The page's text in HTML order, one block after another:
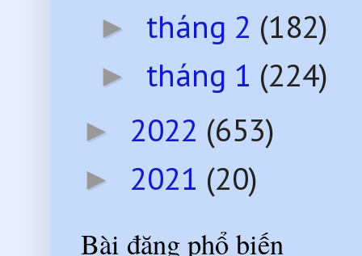
► tháng 2 (182)
► tháng 1 (224)
► 2022 (653)
► 2021 (20)
Bài đăng phổ biến